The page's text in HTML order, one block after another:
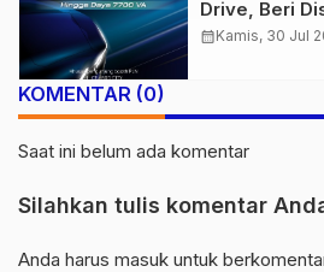
Drive, Beri
50% di Ajang
calendar_monthKamis, 30 Jul
KOMENTAR (0)
Saat ini belum ada komentar
Silahkan tulis komentar
Anda harus masuk untuk